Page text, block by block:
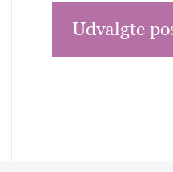
Udvalgte